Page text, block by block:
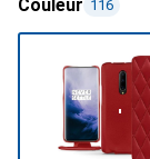
Couleur 116